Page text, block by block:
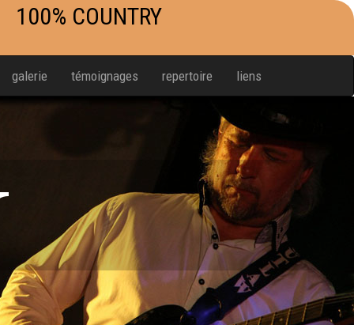
100% COUNTRY
galerie témoignages repertoire liens